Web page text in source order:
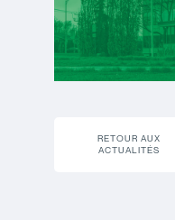
RETOUR AUX
ACTUALITÉS